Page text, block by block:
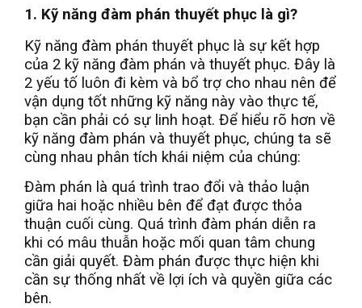
1. Kỹ năng đàm phán thuyết phục là gì?
Kỹ năng đàm phán thuyết phục là sự kết hợp
của 2 kỹ năng đàm phán và thuyết phục. Đây là
2 yếu tố luôn đi kèm và bổ trợ cho nhau nên để
vận dụng tốt những kỹ năng này vào thực tế,
bạn cần phải có sự linh hoạt. Để hiểu rõ hơn về
kỹ năng đàm phán và thuyết phục, chúng ta sẽ
cùng nhau phân tích khái niệm của chúng:
Đàm phán là quá trình trao đổi và thảo luận
giữa hai hoặc nhiều bên để đạt được thỏa
thuận cuối cùng. Quá trình đàm phán diễn ra
khi có mâu thuẫn hoặc mối quan tâm chung
cần giải quyết. Đàm phán được thực hiện khi
cần sự thống nhất về lợi ích và quyền giữa các
bên.